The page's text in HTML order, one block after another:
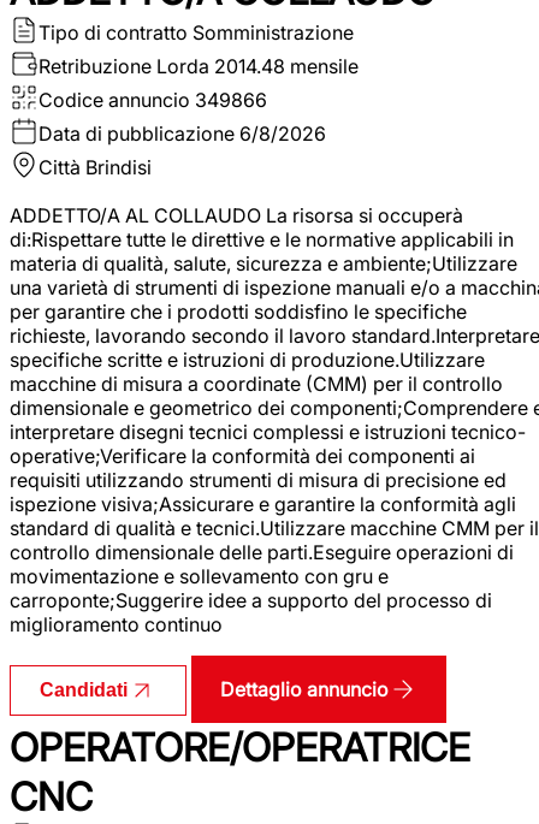
Tipo di contratto Somministrazione
Retribuzione Lorda 2014.48 mensile
Codice annuncio 349866
Data di pubblicazione 6/8/2026
Città Brindisi
ADDETTO/A AL COLLAUDO La risorsa si occuperà
di:Rispettare tutte le direttive e le normative applicabili in
materia di qualità, salute, sicurezza e ambiente;Utilizzare
una varietà di strumenti di ispezione manuali e/o a
per garantire che i prodotti soddisfino le specifiche
richieste, lavorando secondo il lavoro standard.Interpretare
specifiche scritte e istruzioni di produzione.Utilizzare
macchine di misura a coordinate (CMM) per il controllo
dimensionale e geometrico dei componenti;Comprendere
interpretare disegni tecnici complessi e istruzioni tecnico-
operative;Verificare la conformità dei componenti ai
requisiti utilizzando strumenti di misura di precisione ed
ispezione visiva;Assicurare e garantire la conformità agli
standard di qualità e tecnici.Utilizzare macchine CMM per il
controllo dimensionale delle parti.Eseguire operazioni di
movimentazione e sollevamento con gru e
carroponte;Suggerire idee a supporto del processo di
miglioramento continuo
Candidati Dettaglio annuncio
OPERATORE/OPERATRICE
CNC